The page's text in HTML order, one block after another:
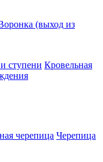
(выход из
ступени Кровельная
черепица Черепица